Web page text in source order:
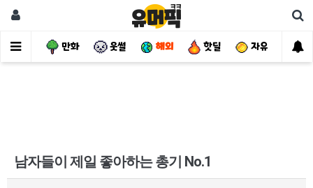
사건 만화 웃썰 해외 핫딜 자유
남자들이 제일 좋아하는 총기 No.1